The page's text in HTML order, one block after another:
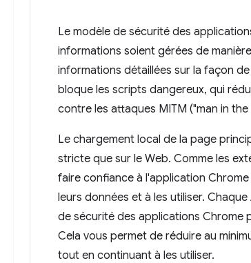
Le modèle de sécurité des
informations soient gérées de
informations détaillées sur la façon
bloque les scripts dangereux, qui
contre les attaques MITM ("man in the
Le chargement local de la page
stricte que sur le Web. Comme les
faire confiance à l'application
leurs données et à les utiliser.
de sécurité des applications Chrome
Cela vous permet de réduire au
tout en continuant à les utiliser.